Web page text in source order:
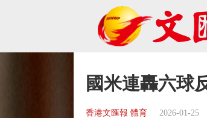
國米連轟六球
香港文匯報 體育 2026-01-25